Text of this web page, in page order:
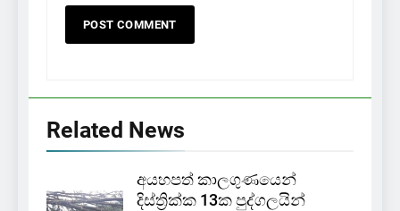
Related News
අයහපත් කාලගුණයෙන්
දිස්ත්‍රික්ක 13ක පුද්ගලයින්